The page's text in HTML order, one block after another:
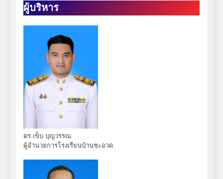
ผู้บริหาร
ดร.เข็บ บุญวรรณ
ผู้อำนวยการโรงเรียนบ้านชะอวด